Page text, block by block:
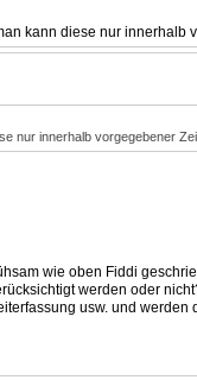
kann diese nur innerhalb
nur innerhalb vorgegebener
wie oben Fiddi
werden oder
usw. und